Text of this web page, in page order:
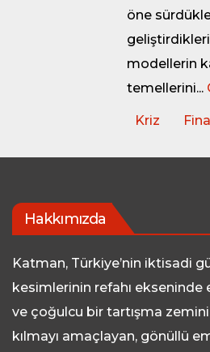
öne
geliştirdikleri
modellerin
temellerini...
Kriz
Hakkımızda
Katman, Türkiye’nin iktisadi
kesimlerinin refahı ekseninde
ve çoğulcu bir tartışma
kılmayı amaçlayan, gönüllü